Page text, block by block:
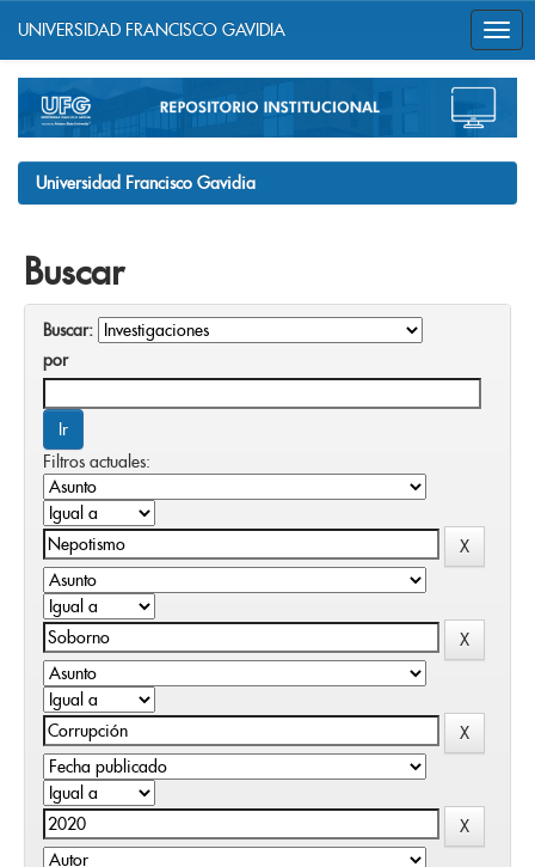
navigation
UNIVERSIDAD FRANCISCO GAVIDIA
Universidad Francisco Gavidia
Buscar
Buscar:
por
Filtros actuales: